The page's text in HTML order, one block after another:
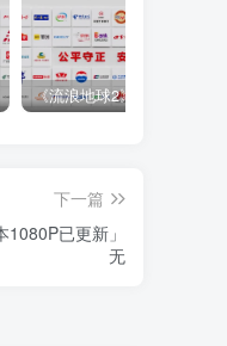
下一篇
已更新」
无